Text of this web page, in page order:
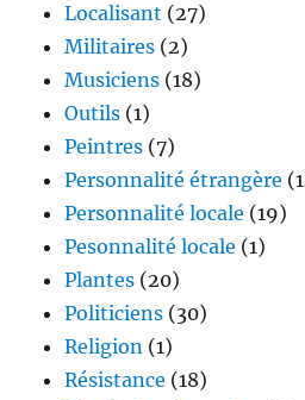
Localisant (27)
Militaires (2)
Musiciens (18)
Outils (1)
Peintres (7)
Personnalité étrangère
Personnalité locale (19)
Pesonnalité locale (1)
Plantes (20)
Politiciens (30)
Religion (1)
Résistance (18)